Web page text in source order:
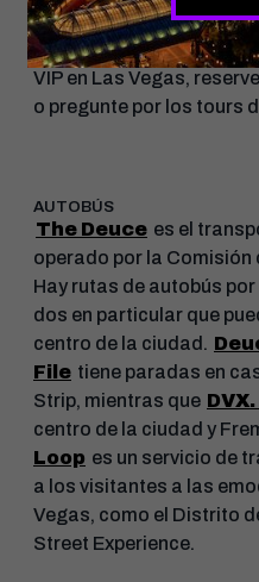
Reid, su mejor opción es
celebra o si
VIP en Las Vegas,
o pregunte por los tours
AUTOBÚS
The Deuce es el
operado por la Comisión
Hay rutas de autobús
dos en particular que
centro de la ciudad.
File tiene paradas en
Strip, mientras que
centro de la ciudad y
Loop es un servicio de
a los visitantes a las
Vegas, como el Distrito
Street Experience.